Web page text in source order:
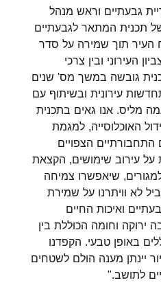
גבעתיים וראש מנהל
תכנית המתאר לגבעתיים
העיר תוך שמירה על סדר
העירוני ובין צרכי
גובשה במשך מס' שנים
עירונית ובשיתוף עם
מליס. אנו גאים בתכנית
האוכלוסייה, למגמת
התחבורתיים הצפויים
על עירוב שימושים, הקצאת
שיאפשרו צמיחה
לא וויתרנו על שמירת
ואיכות החיים
וחומה הכוללת בין
באופן טבעי. הקפדנו
יינתן מענה הולם לשטחים
לתושב."